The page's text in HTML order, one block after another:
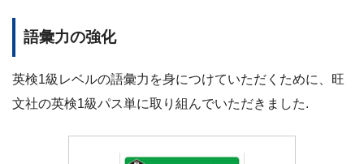
語彙力の強化
英検1級レベルの語彙力を身につけていただくために、旺
文社の英検1級パス単に取り組んでいただきました.